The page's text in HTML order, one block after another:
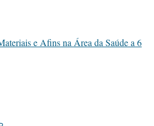
e Afins na Área da Saúde a 6